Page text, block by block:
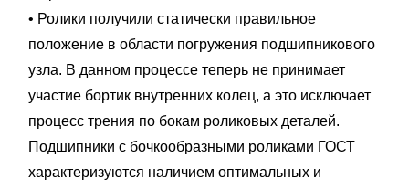
• Ролики получили статически правильное
положение в области погружения подшипникового
узла. В данном процессе теперь не принимает
участие бортик внутренних колец, а это исключает
процесс трения по бокам роликовых деталей.
Подшипники с бочкообразными роликами ГОСТ
характеризуются наличием оптимальных и